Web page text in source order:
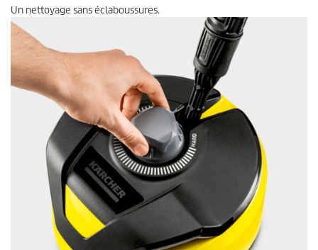
Un nettoyage sans éclaboussures.